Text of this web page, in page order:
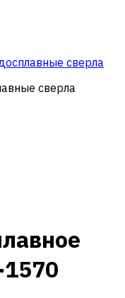
сверла
сверла
1570